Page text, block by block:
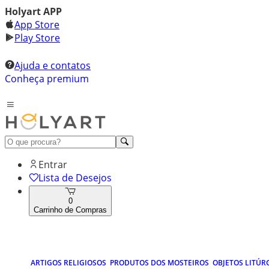
Holyart APP
App Store
Play Store
Ajuda e contatos
Conheça premium
Entrar
Lista de Desejos
0
Carrinho de Compras
ARTIGOS RELIGIOSOS PRODUTOS DOS MOSTEIROS OBJETOS